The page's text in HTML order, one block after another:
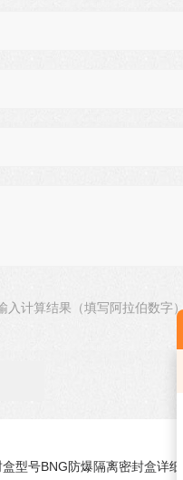
入计算结果（填写阿拉伯数字
型号BNG防爆隔离密封盒详细